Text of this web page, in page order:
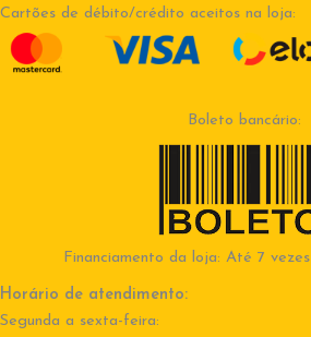
Cartões de débito/crédito aceitos na loja:
Boleto bancário:
Financiamento da loja: Até 7 vezes
Horário de atendimento:
Segunda a sexta-feira: